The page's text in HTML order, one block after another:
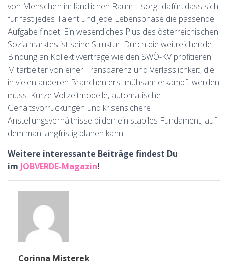
von Menschen im ländlichen Raum – sorgt dafür, dass sich
für fast jedes Talent und jede Lebensphase die passende
Aufgabe findet. Ein wesentliches Plus des österreichischen
Sozialmarktes ist seine Struktur: Durch die weitreichende
Bindung an Kollektivverträge wie den SWÖ-KV profitieren
Mitarbeiter von einer Transparenz und Verlässlichkeit, die
in vielen anderen Branchen erst mühsam erkämpft werden
muss. Kurze Vollzeitmodelle, automatische
Gehaltsvorrückungen und krisensichere
Anstellungsverhältnisse bilden ein stabiles Fundament, auf
dem man langfristig planen kann.
Weitere interessante Beiträge findest Du
im JOBVERDE-Magazin!
Corinna Misterek